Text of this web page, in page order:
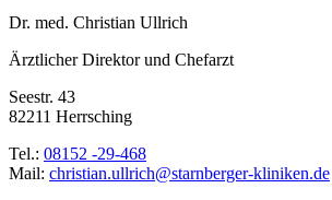
Dr. med. Christian Ullrich
Ärztlicher Direktor und Chefarzt
Seestr. 43
82211 Herrsching
Tel.: 08152 -29-468
Mail: ed.nekinilk-regrebnrats@hcirllu.naitsirhc